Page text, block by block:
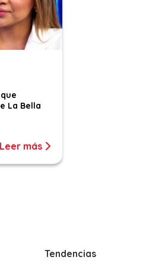
La Bella
Leer más
Tendencias